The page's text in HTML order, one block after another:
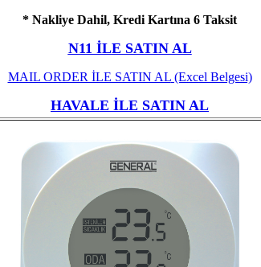
* Nakliye Dahil, Kredi Kartına 6 Taksit
N11 İLE SATIN AL
MAIL ORDER İLE SATIN AL(Excel Belgesi)
HAVALE İLE SATIN AL